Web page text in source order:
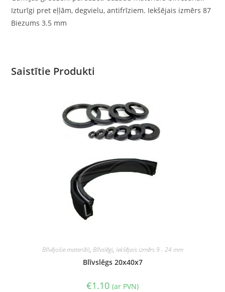
Izturīgi pret eļļām, degvielu, antifrīziem. Iekšējais izmērs 87
Biezums 3.5 mm
Saistītie Produkti
Blīvējošie materiāli, Blīvslēgi, Iekšējais izmērs 9 - 24 mm
Blīvslēgs 20x40x7
€1.10 (ar PVN)